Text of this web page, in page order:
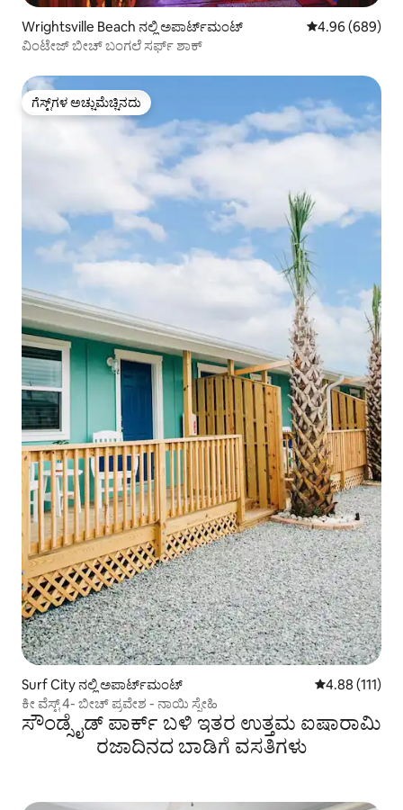
Wrightsville Beach ನಲ್ಲಿ ಅಪಾರ್ಟ್‌ಮಂಟ್ 5 ರಲ್ಲಿ 4.96
4.96 (689)
ವಿಂಟೇಜ್ ಬೀಚ್ ಬಂಗಲೆ ಸರ್ಫ್ ಶಾಕ್
ಗೆಸ್ಟ್‌ಗಳ ಅಚ್ಚುಮೆಚ್ಚಿನದು
ಗೆಸ್ಟ್‌ಗಳ ಅಚ್ಚುಮೆಚ್ಚಿನದು
Surf City ನಲ್ಲಿ ಅಪಾರ್ಟ್‌ಮಂಟ್ 5 ರಲ್ಲಿ 4.88
4.88 (111)
ಕೀ ವೆಸ್ಟ್ 4- ಬೀಚ್ ಪ್ರವೇಶ - ನಾಯಿ ಸ್ನೇಹಿ
ಸೌಂಡ್ಸೈಡ್ ಪಾರ್ಕ್ ಬಳಿ ಇತರ ಉತ್ತಮ ಐಷಾರಾಮಿ
ರಜಾದಿನದ ಬಾಡಿಗೆ ವಸತಿಗಳು